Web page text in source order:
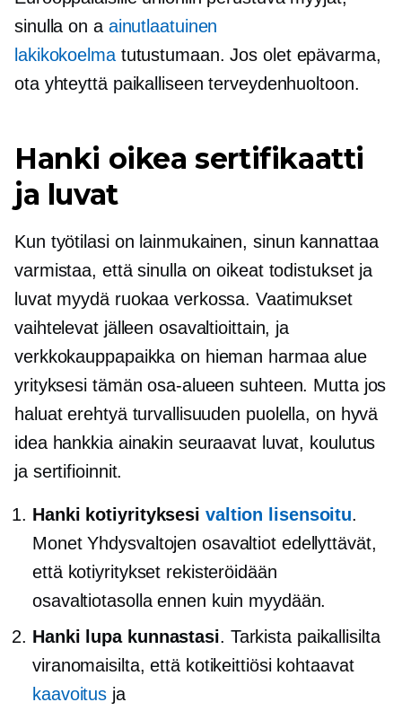
sinulla on a ainutlaatuinen
lakikokoelmatutustumaan. Jos olet epävarma,
ota yhteyttä paikalliseen terveydenhuoltoon.
Hanki oikea sertifikaatti
ja luvat
Kun työtilasi on lainmukainen, sinun kannattaa
varmistaa, että sinulla on oikeat todistukset ja
luvat myydä ruokaa verkossa. Vaatimukset
vaihtelevat jälleen osavaltioittain, ja
verkkokauppapaikka on hieman harmaa alue
yrityksesi tämän osa-alueen suhteen. Mutta jos
haluat erehtyä turvallisuuden puolella, on hyvä
idea hankkia ainakin seuraavat luvat, koulutus
ja sertifioinnit.
Hanki kotiyrityksesi valtion lisensoitu.
Monet Yhdysvaltojen osavaltiot edellyttävät,
että kotiyritykset rekisteröidään
osavaltiotasolla ennen kuin myydään.
Hanki lupa kunnastasi. Tarkista paikallisilta
viranomaisilta, että kotikeittiösi kohtaavat
kaavoitus ja